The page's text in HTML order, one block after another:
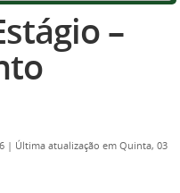
–
| Última atualização em Quinta, 03